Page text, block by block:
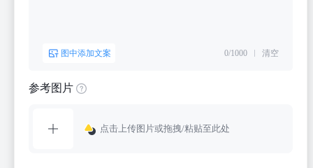
图中添加文案 0/1000 清空
参考图片
点击上传图片或拖拽/粘贴至此处